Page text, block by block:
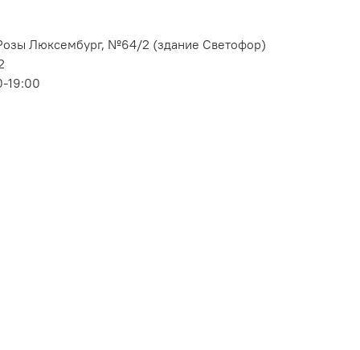
Люксембург, №64/2 (здание Светофор)
19:00